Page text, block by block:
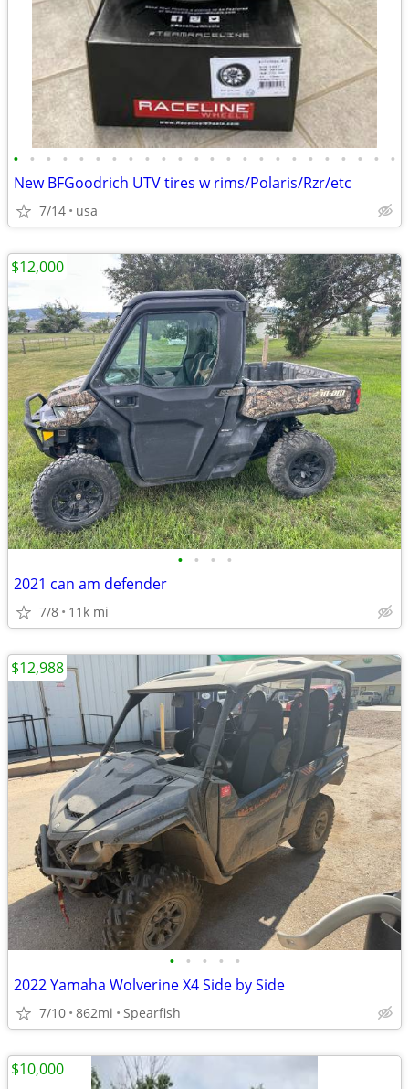
• • • • • • • • • • • • • • • • • • • • • • • •
New BFGoodrich UTV tires w rims/Polaris/Rzr/etc
7/14 usa
• • • •
2021 can am defender
7/8 11k mi
$12,000
• • • • •
2022 Yamaha Wolverine X4 Side by Side
7/10 862mi Spearfish
$12,988
$10,000